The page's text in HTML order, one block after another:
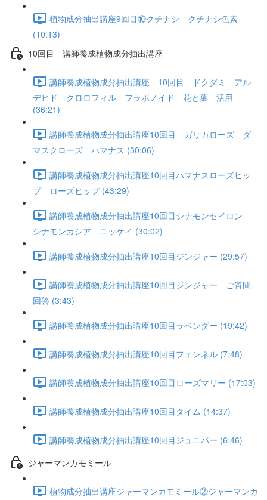
植物成分抽出講座9回目⑩クチナシ クチナシ色素
(10:13)
10回目 講師養成植物成分抽出講座
講師養成植物成分抽出講座 10回目 ドクダミ アル
デヒド クロロフィル フラボノイド 花と葉 活用
(36:21)
講師養成植物成分抽出講座10回目 ガリカローズ ダ
マスクローズ ハマナス (30:06)
講師養成植物成分抽出講座10回目ハマナスローズヒッ
プ ローズヒップ (43:29)
講師養成植物成分抽出講座10回目シナモンセイロン
シナモンカシア ニッケイ (30:02)
講師養成植物成分抽出講座10回目ジンジャー (29:57)
講師養成植物成分抽出講座10回目ジンジャー ご質問
回答 (3:43)
講師養成植物成分抽出講座10回目ラベンダー (19:42)
講師養成植物成分抽出講座10回目フェンネル (7:48)
講師養成植物成分抽出講座10回目ローズマリー (17:03)
講師養成植物成分抽出講座10回目タイム (14:37)
講師養成植物成分抽出講座10回目ジュニパー (6:46)
ジャーマンカモミール
植物成分抽出講座ジャーマンカモミール②ジャーマンカ